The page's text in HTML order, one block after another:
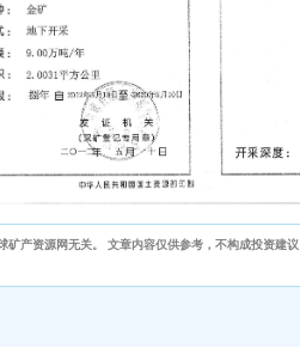
矿产资源网无关。 文章内容仅供参考，不构成投资建